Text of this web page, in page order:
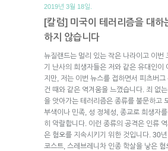
2019년 3월 18일.
[칼럼] 미국이 테러리즘을 대하
하지 않습니다
뉴질랜드는 멀리 있는 작은 나라이고 이번
기 난사의 희생자들은 저와 같은 유대인이
지만, 저는 이번 뉴스를 접하면서 피츠버
건 때와 같은 역겨움을 느꼈습니다. 죄 없
을 앗아가는 테러리즘은 종류를 불문하고
부색이나 민족, 성 정체성, 종교로 희생자
히 악랄합니다. 이런 종류의 공격은 인류
은 혐오를 지속시키기 위한 것입니다. 30
코스트, 스레브레니차 인종 학살을 낳은 혐